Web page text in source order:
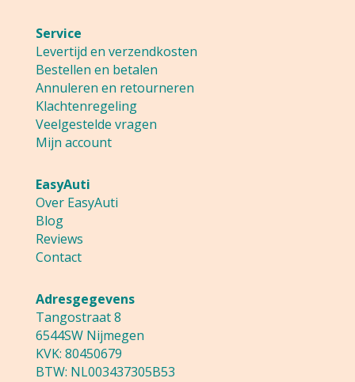
Service
Levertijd en verzendkosten
Bestellen en betalen
Annuleren en retourneren
Klachtenregeling
Veelgestelde vragen
Mijn account
EasyAuti
Over EasyAuti
Blog
Reviews
Contact
Adresgegevens
Tangostraat 8
6544SW Nijmegen
KVK: 80450679
BTW: NL003437305B53